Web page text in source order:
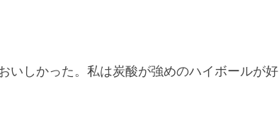
いしかった。私は炭酸が強めのハイボールが好